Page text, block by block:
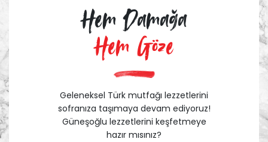
Hem Damağa
Hem Göze
Geleneksel Türk mutfağı lezzetlerini
sofranıza taşımaya devam ediyoruz!
Güneşoğlu lezzetlerini keşfetmeye
hazır mısınız?